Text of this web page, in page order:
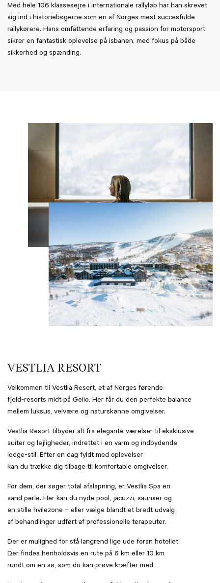
Med hele 106 klassesejre i internationale rallyløb har han skrevet
sig ind i historiebøgerne som en af Norges mest succesfulde
rallykørere. Hans omfattende erfaring og passion for motorsport
sikrer en fantastisk oplevelse på isbanen, med fokus på både
sikkerhed og spænding.
VESTLIA RESORT
Velkommen til Vestlia Resort, et af Norges førende
fjeld-resorts midt på Geilo. Her får du den perfekte balance
mellem luksus, velvære og naturskønne omgivelser.
Vestlia Resort tilbyder alt fra elegante værelser til eksklusive
suiter og lejligheder, indrettet i en varm og indbydende
lodge-stil. Efter en dag fyldt med oplevelser
kan du trække dig tilbage til komfortable omgivelser.
For dem, der søger total afslapning, er Vestlia Spa en
sand perle. Her kan du nyde pool, jacuzzi, saunaer og
en stille hvilezone – eller vælge blandt et bredt udvalg
af behandlinger udført af professionelle terapeuter.
Der er mulighed for stå langrend lige ude foran hotellet.
Der findes henholdsvis en rute på 6 km eller 10 km
rundt om en sø, som du kan prøve kræfter med.